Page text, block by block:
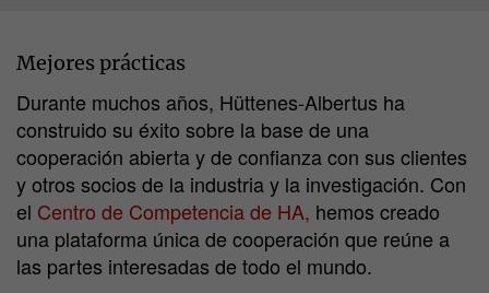
Mejores prácticas
Durante muchos años, Hüttenes-Albertus ha
construido su éxito sobre la base de una
cooperación abierta y de confianza con sus clientes
y otros socios de la industria y la investigación. Con
el Centro de Competencia de HA, hemos creado
una plataforma única de cooperación que reúne a
las partes interesadas de todo el mundo.